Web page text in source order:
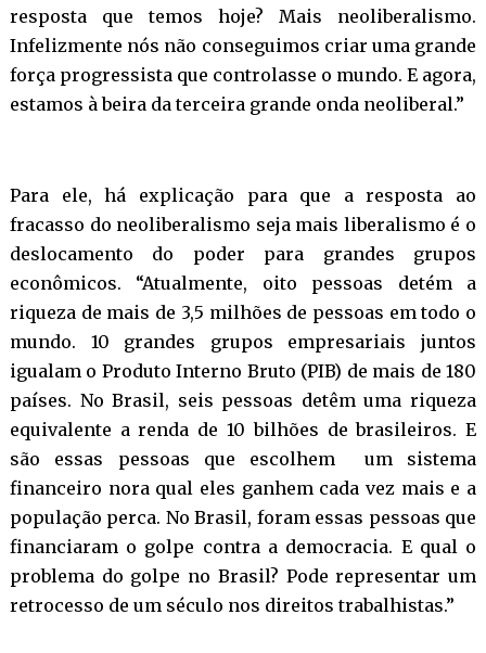
resposta que temos hoje? Mais neoliberalismo.
Infelizmente nós não conseguimos criar uma grande
força progressista que controlasse o mundo. E agora,
estamos à beira da terceira grande onda neoliberal.”
Para ele, há explicação para que a resposta ao
fracasso do neoliberalismo seja mais liberalismo é o
deslocamento do poder para grandes grupos
econômicos. “Atualmente, oito pessoas detém a
riqueza de mais de 3,5 milhões de pessoas em todo o
mundo. 10 grandes grupos empresariais juntos
igualam o Produto Interno Bruto (PIB) de mais de 180
países. No Brasil, seis pessoas detêm uma riqueza
equivalente a renda de 10 bilhões de brasileiros. E
são essas pessoas que escolhem um sistema
financeiro nora qual eles ganhem cada vez mais e a
população perca. No Brasil, foram essas pessoas que
financiaram o golpe contra a democracia. E qual o
problema do golpe no Brasil? Pode representar um
retrocesso de um século nos direitos trabalhistas.”